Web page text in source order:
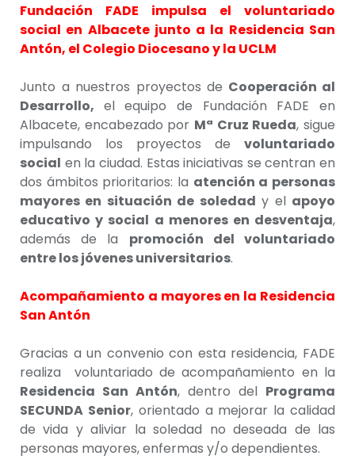
Fundación FADE impulsa el voluntariado
social en Albacete junto a la Residencia San
Antón, el Colegio Diocesano y la UCLM
Junto a nuestros proyectos de Cooperación al
Desarrollo, el equipo de Fundación FADE en
Albacete, encabezado por Mª Cruz Rueda, sigue
impulsando los proyectos de voluntariado
social en la ciudad. Estas iniciativas se centran en
dos ámbitos prioritarios: la atención a personas
mayores en situación de soledad y el apoyo
educativo y social a menores en desventaja,
además de la promoción del voluntariado
entre los jóvenes universitarios.
Acompañamiento a mayores en la Residencia
San Antón
Gracias a un convenio con esta residencia, FADE
realiza voluntariado de acompañamiento en la
Residencia San Antón, dentro del Programa
SECUNDA Senior, orientado a mejorar la calidad
de vida y aliviar la soledad no deseada de las
personas mayores, enfermas y/o dependientes.